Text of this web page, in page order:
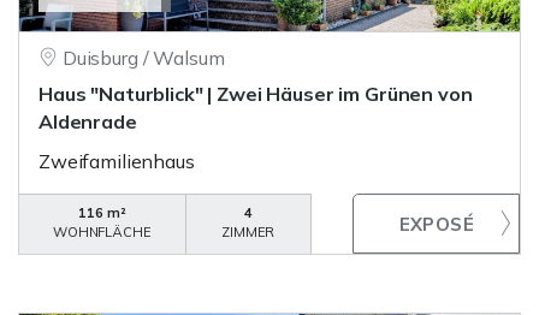
Duisburg / Walsum
Haus "Naturblick" | Zwei Häuser im Grünen von
Aldenrade
Zweifamilienhaus
116 m²
WOHNFLÄCHE
4
ZIMMER